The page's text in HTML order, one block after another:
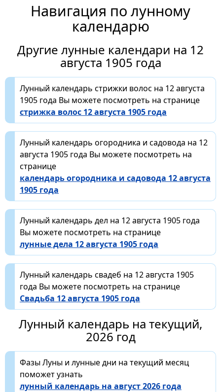
Навигация по лунному
календарю
Другие лунные календари на 12
августа 1905 года
Лунный календарь стрижки волос на 12 августа
1905 года Вы можете посмотреть на странице
стрижка волос 12 августа 1905 года
Лунный календарь огородника и садовода на 12
августа 1905 года Вы можете посмотреть на
странице
календарь огородника и садовода 12 августа
1905 года
Лунный календарь дел на 12 августа 1905 года
Вы можете посмотреть на странице
лунные дела 12 августа 1905 года
Лунный календарь свадеб на 12 августа 1905
года Вы можете посмотреть на странице
Свадьба 12 августа 1905 года
Лунный календарь на текущий,
2026 год
Фазы Луны и лунные дни на текущий месяц
поможет узнать
лунный календарь на август 2026 года